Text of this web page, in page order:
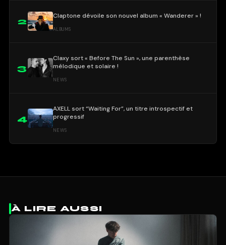
2
Claptone dévoile son nouvel album « Wanderer » !
ALBUMS
3
Claxy sort « Before The Sun », une parenthèse
mélodique et solaire !
NEWS
4
AXELL sort “Waiting For”, un titre introspectif et
progressif
NEWS
À LIRE AUSSI